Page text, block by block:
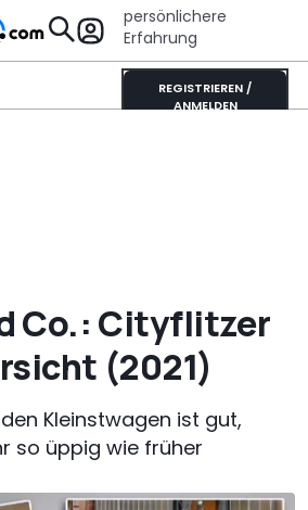
persönlichere
Erfahrung
REGISTRIEREN /
ANMELDEN
Co.: Cityflitzer
(2021)
Kleinstwagen ist gut,
so üppig wie früher